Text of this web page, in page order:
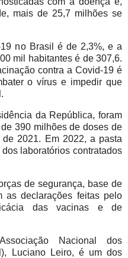
mais de 25,7 milhões se
no Brasil é de 2,3%, e a
mil habitantes é de 307,6.
contra a Covid-19 é
o vírus e impedir que
da República, foram
390 milhões de doses de
2021. Em 2022, a pasta
laboratórios contratados
de segurança, base de
as declarações feitas pelo
das vacinas e de
Nacional dos
Luciano Leiro, é um dos